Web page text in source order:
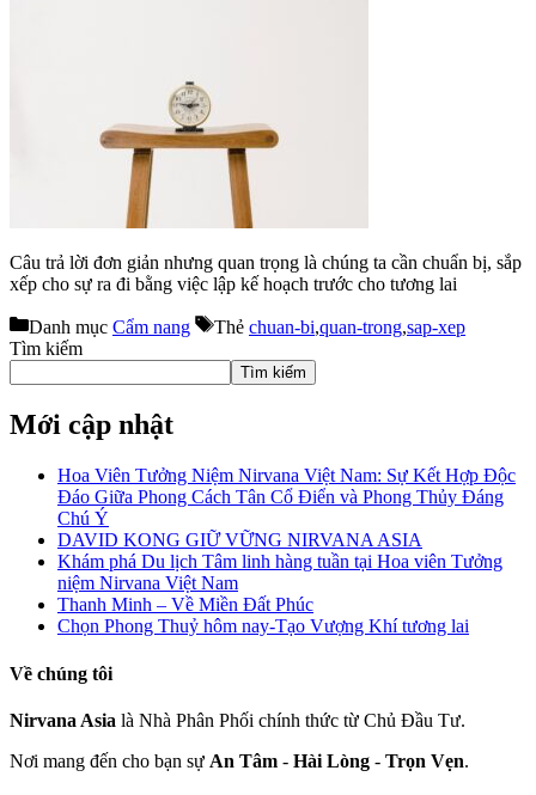
Câu trả lời đơn giản nhưng quan trọng là chúng ta cần chuẩn bị, sắp
xếp cho sự ra đi bằng việc lập kế hoạch trước cho tương lai
Danh mục Cẩm nang Thẻ chuan-bi,quan-trong,sap-xep
Tìm kiếm
Tìm kiếm
Mới cập nhật
Hoa Viên Tưởng Niệm Nirvana Việt Nam: Sự Kết Hợp Độc
Đáo Giữa Phong Cách Tân Cổ Điển và Phong Thủy Đáng
Chú Ý
DAVID KONG GIỮ VỮNG NIRVANA ASIA
Khám phá Du lịch Tâm linh hàng tuần tại Hoa viên Tưởng
niệm Nirvana Việt Nam
Thanh Minh – Về Miền Đất Phúc
Chọn Phong Thuỷ hôm nay-Tạo Vượng Khí tương lai
Về chúng tôi
Nirvana Asia là Nhà Phân Phối chính thức từ Chủ Đầu Tư.
Nơi mang đến cho bạn sự An Tâm - Hài Lòng - Trọn Vẹn.